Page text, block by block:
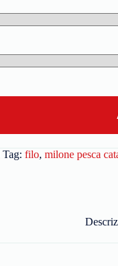
Tag: filo, milone pesca